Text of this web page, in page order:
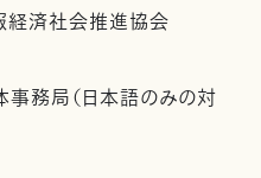
経済社会推進協会
務局（日本語のみの対